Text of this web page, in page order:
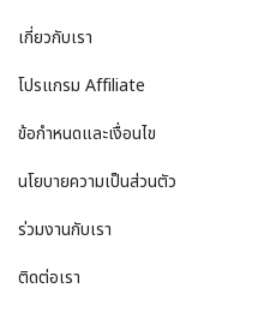
เกี่ยวกับเรา
โปรแกรม Affiliate
ข้อกำหนดและเงื่อนไข
นโยบายความเป็นส่วนตัว
ร่วมงานกับเรา
ติดต่อเรา